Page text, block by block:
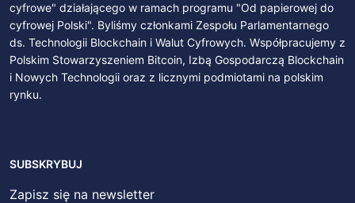
cyfrowe" działającego w ramach programu "Od papierowej do
cyfrowej Polski". Byliśmy członkami Zespołu Parlamentarnego
ds. Technologii Blockchain i Walut Cyfrowych. Współpracujemy z
Polskim Stowarzyszeniem Bitcoin, Izbą Gospodarczą Blockchain
i Nowych Technologii oraz z licznymi podmiotami na polskim
rynku.
SUBSKRYBUJ
Zapisz się na newsletter